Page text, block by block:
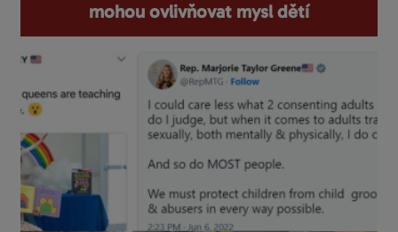
mohou ovlivňovat mysl dětí